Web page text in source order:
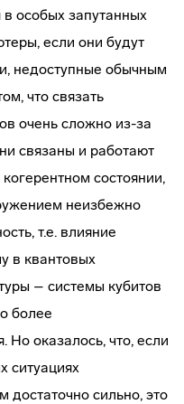
в особых запутанных
если они будут
недоступные обычным
что связать
очень сложно из-за
связаны и работают
состоянии,
неизбежно
т.е. влияние
в квантовых
– системы кубитов
более
Но оказалось, что, если
ситуациях
достаточно сильно, это